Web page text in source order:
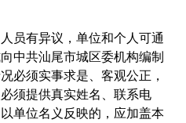
有异议，单位和个人可通
中共汕尾市城区委机构编制
必须实事求是、客观公正，
须提供真实姓名、联系电
单位名义反映的，应加盖本